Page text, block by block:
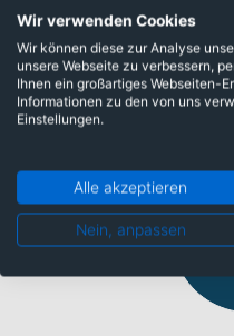
Länder
Wir verwenden Cookies
Wir können diese zur Analyse
unsere Webseite zu verbessern,
Ihnen ein großartiges Webseiten-
Informationen zu den von uns
Einstellungen.
Alle akzeptieren
Nein, anpassen